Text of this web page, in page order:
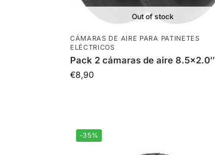
Out of stock
CÁMARAS DE AIRE PARA PATINETES
ELÉCTRICOS
Pack 2 cámaras de aire 8.5×2.0″
€8,90
-35%